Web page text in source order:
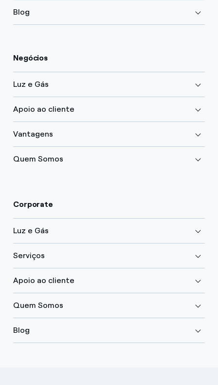
Blog
Negócios
Luz e Gás
Apoio ao cliente
Vantagens
Quem Somos
Corporate
Luz e Gás
Serviços
Apoio ao cliente
Quem Somos
Blog